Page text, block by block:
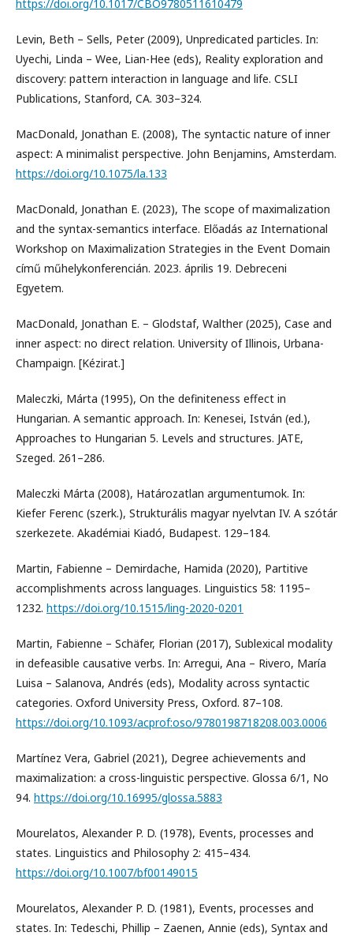
https://doi.org/10.1017/CBO9780511610479
Levin, Beth – Sells, Peter (2009), Unpredicated particles. In:
Uyechi, Linda – Wee, Lian-Hee (eds), Reality exploration and
discovery: pattern interaction in language and life. CSLI
Publications, Stanford, CA. 303–324.
MacDonald, Jonathan E. (2008), The syntactic nature of inner
aspect: A minimalist perspective. John Benjamins, Amsterdam.
https://doi.org/10.1075/la.133
MacDonald, Jonathan E. (2023), The scope of maximalization
and the syntax-semantics interface. Előadás az International
Workshop on Maximalization Strategies in the Event Domain
című műhelykonferencián. 2023. április 19. Debreceni
Egyetem.
MacDonald, Jonathan E. – Glodstaf, Walther (2025), Case and
inner aspect: no direct relation. University of Illinois, Urbana-
Champaign. [Kézirat.]
Maleczki, Márta (1995), On the definiteness effect in
Hungarian. A semantic approach. In: Kenesei, István (ed.),
Approaches to Hungarian 5. Levels and structures. JATE,
Szeged. 261–286.
Maleczki Márta (2008), Határozatlan argumentumok. In:
Kiefer Ferenc (szerk.), Strukturális magyar nyelvtan IV. A szótár
szerkezete. Akadémiai Kiadó, Budapest. 129–184.
Martin, Fabienne – Demirdache, Hamida (2020), Partitive
accomplishments across languages. Linguistics 58: 1195–
1232. https://doi.org/10.1515/ling-2020-0201
Martin, Fabienne – Schäfer, Florian (2017), Sublexical modality
in defeasible causative verbs. In: Arregui, Ana – Rivero, María
Luisa – Salanova, Andrés (eds), Modality across syntactic
categories. Oxford University Press, Oxford. 87–108.
https://doi.org/10.1093/acprof:oso/9780198718208.003.0006
Martínez Vera, Gabriel (2021), Degree achievements and
maximalization: a cross-linguistic perspective. Glossa 6/1, No
94. https://doi.org/10.16995/glossa.5883
Mourelatos, Alexander P. D. (1978), Events, processes and
states. Linguistics and Philosophy 2: 415–434.
https://doi.org/10.1007/bf00149015
Mourelatos, Alexander P. D. (1981), Events, processes and
states. In: Tedeschi, Phillip – Zaenen, Annie (eds), Syntax and